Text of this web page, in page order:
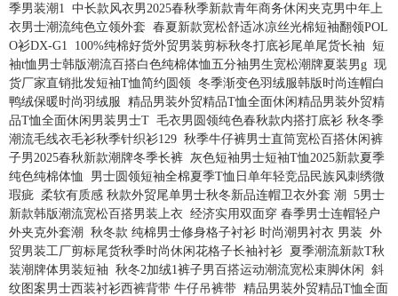
季男装潮1
中长款风衣男2025春秋季新款青年商务休闲夹克男中年上
衣男士潮流纯色立领外套 春夏新款宽松舒适冰凉丝光棉短袖翻领POL
O衫DX-G1
100%纯棉好货外贸男装剪标秋冬打底衫尾单尾货长袖 短
袖t恤男士韩版潮流百搭白色纯棉体恤五分袖男生宽松潮牌夏装男g 现
货厂家直销批发短袖T恤简约圆领 冬季渐变色羽绒服韩版时尚连帽白
鸭绒保暖时尚羽绒服 精品男装外贸精品T恤全面休闲精品男装外贸精
品T恤全面休闲男装男士T 毛衣男圆领纯色春秋款内搭打底衫 秋冬季
潮流毛线衣毛衫秋季针织衫129 秋季牛仔裤男士直筒宽松百搭休闲裤
子男2025春秋新款潮牌冬季长裤 灰色短袖男士短袖T恤2025新款夏季
纯色纯棉体恤
男士圆领短袖全棉夏季T恤日单年轻竞品民族风刺绣微
瑕疵 柔软有质感 秋款外贸尾单男士秋冬新品连帽卫衣外套 潮 5男士
新款韩版潮流宽松百搭男装上衣 经济实用双面穿 春季男士连帽轻户
外夹克外套潮 秋冬款 纯棉男士修身格子衬衫 时尚潮男衬衣 男装 外
贸男装工厂剪标尾货秋季时尚休闲花格子长袖衬衫 夏季潮流新款T秋
装潮牌体男装短袖 秋冬2加绒1裤子男百搭运动潮流宽松束脚休闲 斜
纹图案男士西装衬衫西裤背带 牛仔吊裤带 精品男装外贸精品T恤全面